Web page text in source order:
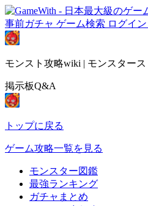
事前ガチャ ゲーム検索 ログイン
モンスト攻略wiki | モンスター
掲示板Q&A
トップに戻る
ゲーム攻略一覧を見る
モンスター図鑑
最強ランキング
ガチャまとめ